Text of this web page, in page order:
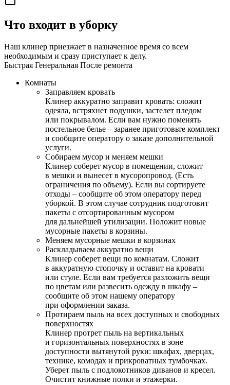
Что входит в уборку
Наш клинер приезжает в назначенное время со всем
необходимым и сразу приступает к делу.
Быстрая Генеральная После ремонта
Комнаты
Заправляем кровать
Клинер аккуратно заправит кровать: сложит
одеяла, встряхнет подушки, застелет пледом
или покрывалом. Если вам нужно поменять
постельное белье – заранее приготовьте комплект
и сообщите оператору о заказе дополнительной
услуги.
Собираем мусор и меняем мешки
Клинер соберет мусор в помещении, сложит
в мешки и вынесет в мусоропровод. (Есть
ограничения по объему). Если вы сортируете
отходы – сообщите об этом оператору перед
уборкой. В этом случае сотрудник подготовит
пакеты с отсортированным мусором
для дальнейшей утилизации. Положит новые
мусорные пакеты в корзины.
Меняем мусорные мешки в корзинах
Раскладываем аккуратно вещи
Клинер соберет вещи по комнатам. Сложит
в аккуратную стопочку и оставит на кровати
или стуле. Если вам требуется разложить вещи
по цветам или развесить одежду в шкафу –
сообщите об этом нашему оператору
при оформлении заказа.
Протираем пыль на всех доступных и свободных
поверхностях
Клинер протрет пыль на вертикальных
и горизонтальных поверхностях в зоне
доступности вытянутой руки: шкафах, дверцах,
технике, комодах и прикроватных тумбочках.
Уберет пыль с подлокотников диванов и кресел.
Очистит книжные полки и этажерки.